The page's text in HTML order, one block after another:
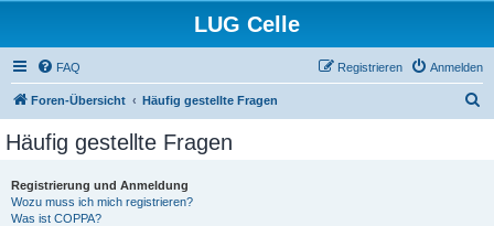
LUG Celle
FAQ Anmelden
Registrieren
Foren-Übersicht Häufig gestellte Fragen
Häufig gestellte Fragen
Registrierung und Anmeldung
Wozu muss ich mich registrieren?
Was ist COPPA?